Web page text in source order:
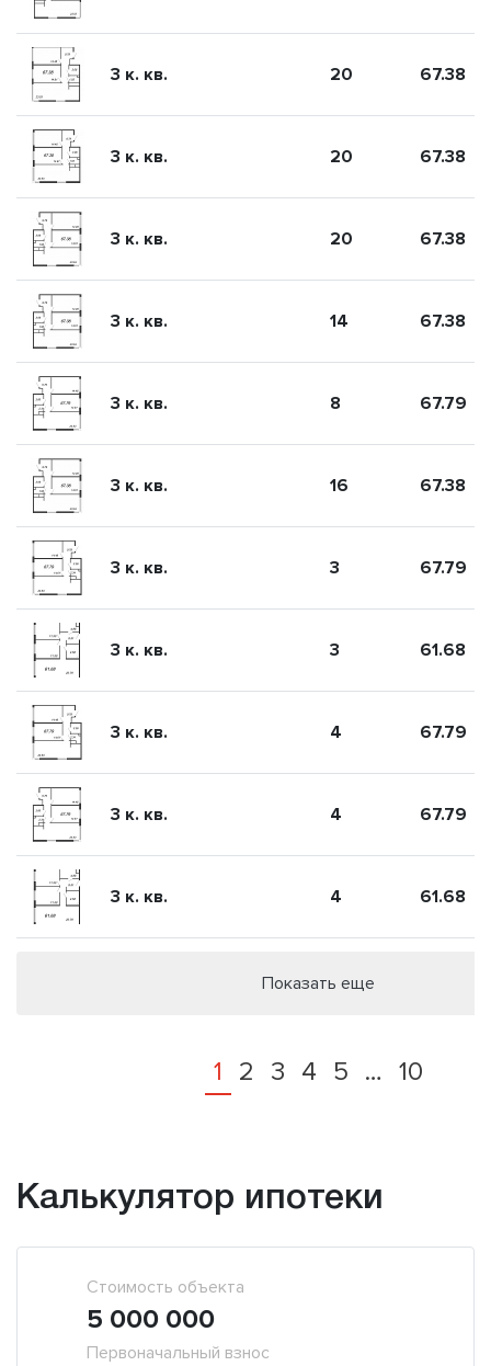
3 к. кв. 20 67.38
3 к. кв. 20 67.38
3 к. кв. 20 67.38
3 к. кв. 14 67.38
3 к. кв. 8 67.79
3 к. кв. 16 67.38
3 к. кв. 3 67.79
3 к. кв. 3 61.68
3 к. кв. 4 67.79
3 к. кв. 4 67.79
3 к. кв. 4 61.68
Показать еще
1 2 3 4 5 … 10
Калькулятор ипотеки
Первоначальный взнос
Стоимость объекта
5 000 000